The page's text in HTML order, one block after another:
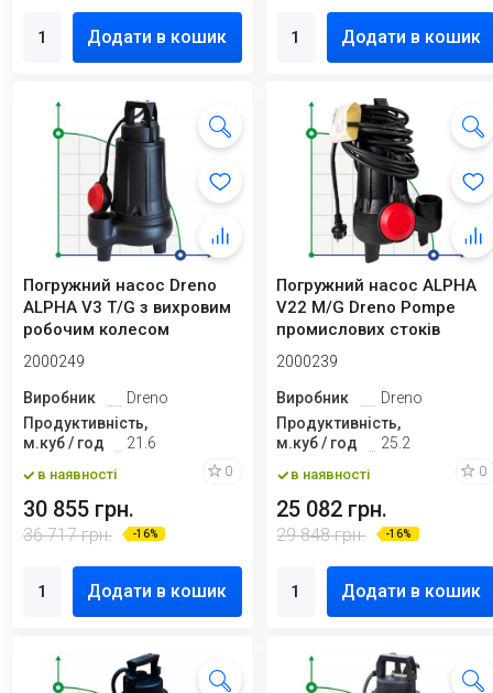
Додати в кошик Додати в кошик
Погружний насос Dreno
ALPHA V3 T/G з вихровим
робочим колесом
2000249
Виробник
Dreno
Продуктивність,
м.куб / год
21.6
в наявності 0
30 855 грн.
36 717 грн. -16%
Додати в кошик
Погружний насос ALPHA
V22 M/G Dreno Pompe
промислових стоків
2000239
Виробник
Dreno
Продуктивність,
м.куб / год
25.2
в наявності 0
25 082 грн.
29 848 грн. -16%
Додати в кошик